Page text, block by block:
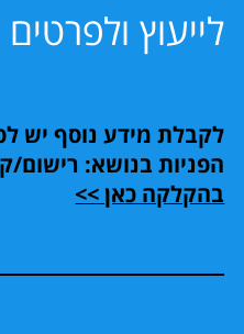
לייעוץ
לקבלת מידע נוסף יש
הפניות בנושא: רישום/
בהקלקה כאן >>